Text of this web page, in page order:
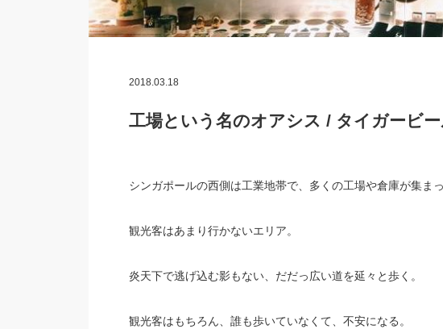
2018.03.18
工場という名のオアシス / タイガービ
シンガポールの西側は工業地帯で、多くの工場や倉庫が集まっ
観光客はあまり行かないエリア。
炎天下で逃げ込む影もない、だだっ広い道を延々と歩く。
観光客はもちろん、誰も歩いていなくて、不安になる。